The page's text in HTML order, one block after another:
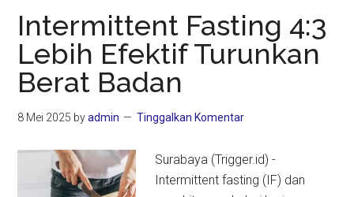
dari
Wegovy
Intermittent Fasting 4:3
Lebih Efektif Turunkan
Berat Badan
8 Mei 2025 byadmin Tinggalkan Komentar
Surabaya (Trigger.id) -
Intermittent fasting (IF) dan